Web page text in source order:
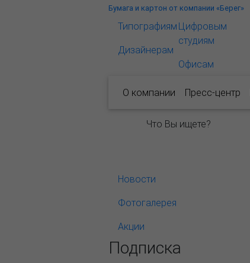
Бумага и картон от компании «Берег»
Типографиям
Дизайнерам
Цифровым
студиям
Офисам
О компании Пресс-центр
Что Вы ищете?
Новости
Фотогалерея
Акции
Подписка